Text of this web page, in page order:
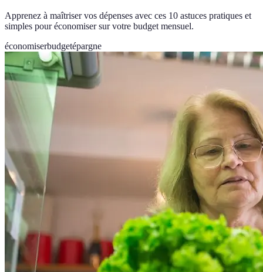
Apprenez à maîtriser vos dépenses avec ces 10 astuces pratiques et
simples pour économiser sur votre budget mensuel.
économiserbudgetépargne